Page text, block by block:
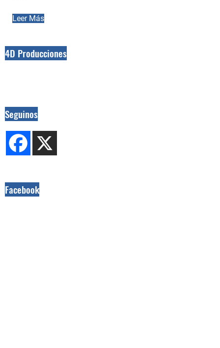
Leer Más
4D Producciones
Seguinos
Facebook